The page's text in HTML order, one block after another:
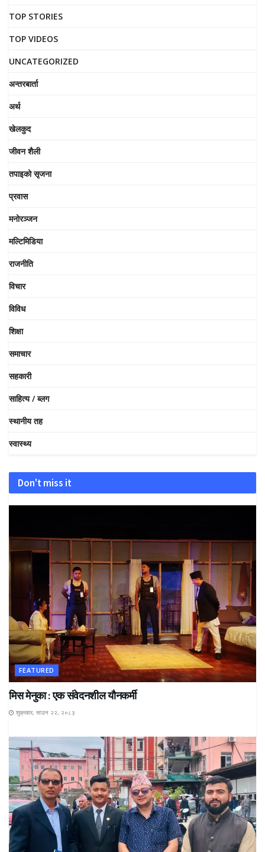
TOP STORIES
TOP VIDEOS
UNCATEGORIZED
अन्तरबार्ता
अर्थ
खेलकुद
जीवन शैली
तपाइको सृजना
प्रवास
मनोरञ्जन
मल्टिमिडिया
राजनीति
विचार
विविध
शिक्षा
समाचार
सहकारी
साहित्य / ब्लग
स्थानीय तह
स्वास्थ्य
Don't miss it
FEATURED
मिस मेनुका : एक संवेदनशील यौनकर्मी
शुक्रबार, साउन २२, २०८३